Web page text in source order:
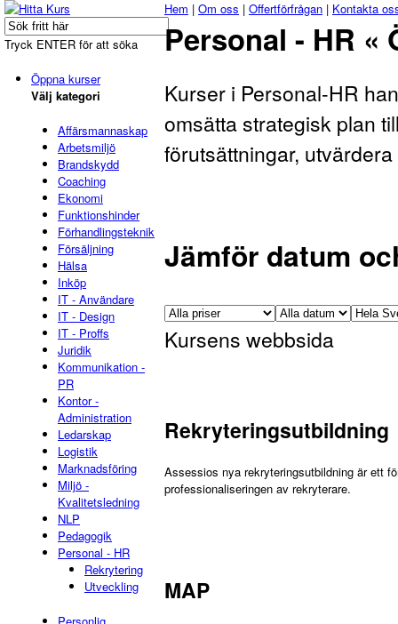
Tryck ENTER för att söka
Öppna kurser
Välj kategori
Affärsmannaskap
Arbetsmiljö
Brandskydd
Coaching
Ekonomi
Funktionshinder
Förhandlingsteknik
Försäljning
Hälsa
Inköp
IT - Användare
IT - Design
IT - Proffs
Juridik
Kommunikation -
PR
Kontor -
Administration
Ledarskap
Logistik
Marknadsföring
Miljö -
Kvalitetsledning
NLP
Pedagogik
Personal - HR
Rekrytering
Utveckling
Hem | Om oss | Offertförfrågan | Kontakta
Personal - HR «
Kurser i Personal-HR
omsätta strategisk plan
förutsättningar,
Jämför datum
Kursens webbsida
Rekryteringsutbildning
Assessios nya rekryteringsutbildning är ett
professionaliseringen av rekryterare.
MAP